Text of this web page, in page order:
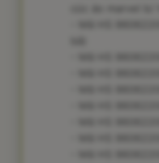
- Mã HS
- Mã HS
- Mã HS
- Mã HS
- Mã HS
- Mã HS
- Mã HS